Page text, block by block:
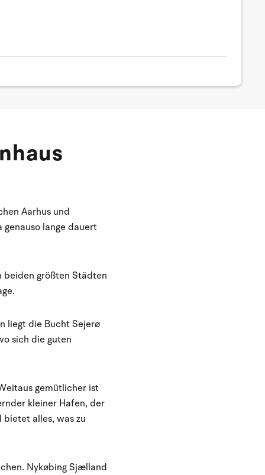
Aarhus und
lange dauert
beiden größten Städten
liegt die Bucht Sejerø
sich die guten
gemütlicher ist
kleiner Hafen, der
alles, was zu
Nykøbing Sjælland